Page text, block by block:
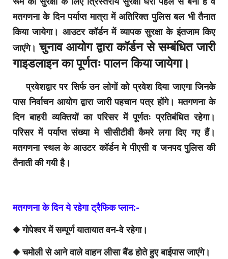
मतगणना के दिन पर्याप्त मात्रा में अतिरिक्त पुलिस बल भी तैनात
किया जायेगा। आउटर कॉर्डन में व्यापक सुरक्षा के इंतजाम किए
जाएंगे।चुनाव आयोग द्वारा कॉर्डन से सम्बंधित जारी
गाइडलाइन का पूर्णतः पालन किया जायेगा।
प्रवेशद्वार पर सिर्फ उन लोगों को प्रवेश दिया जाएगा जिनके
पास निर्वाचन आयोग द्वारा जारी पहचान पत्र होंगे। मतगणना के
दिन बाहरी व्यक्तियों का परिसर में पूर्णतः प्रतिबंधित रहेगा।
परिसर में पर्याप्त संख्या मे सीसीटीवी कैमरे लगा दिए गए हैं।
मतगणना स्थल के आउटर कॉर्डन मे पीएसी व जनपद पुलिस की
तैनाती की गयी है।
मतगणना के दिन ये रहेगा ट्रैफिक प्लान:-
◆ गोपेश्वर में सम्पूर्ण यातायात वन-वे रहेगा।
◆ चमोली से आने वाले वाहन लीसा बैंड होते हुए बाईपास जाएंगे।